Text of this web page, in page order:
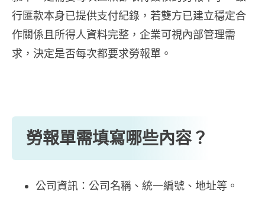
行匯款本身已提供支付紀錄，若雙方已建立穩定合
作關係且所得人資料完整，企業可視內部管理需
求，決定是否每次都要求勞報單。
勞報單需填寫哪些內容？
公司資訊：公司名稱、統一編號、地址等。